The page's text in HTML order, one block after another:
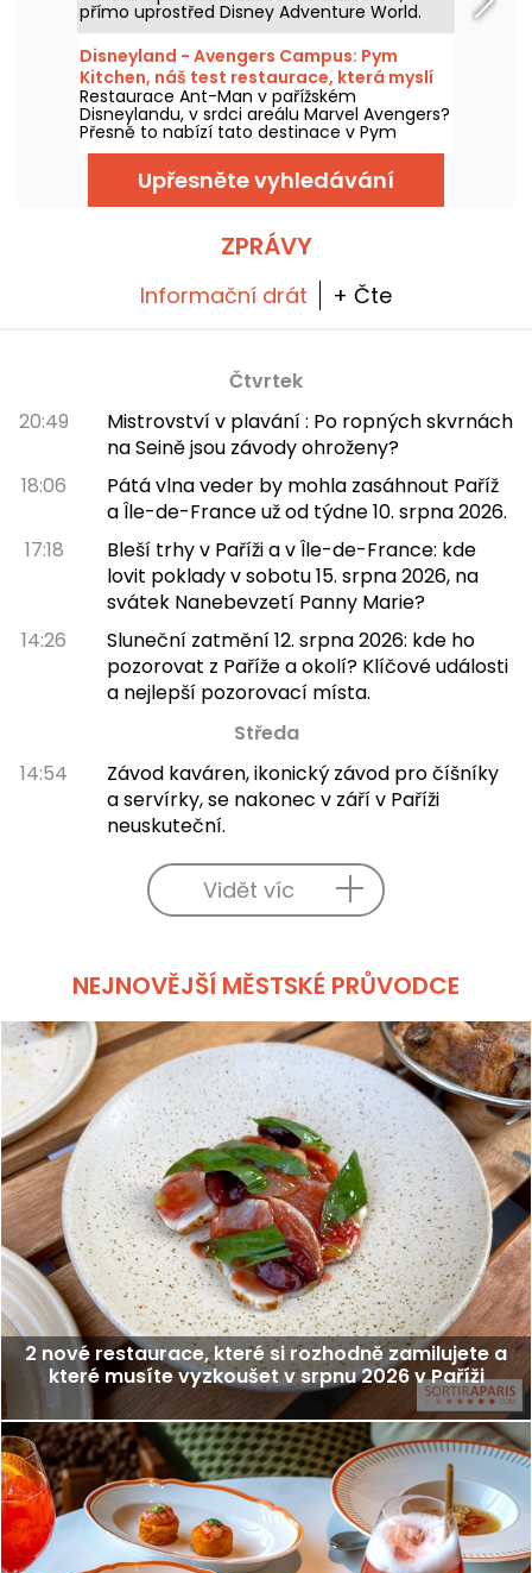
přímo uprostřed Disney Adventure World.
Tento nový restaurant, laděný do
skandinávského stylu, nabízí návštěvníkům
pokračování zážitku z Arendelle
prostřednictvím atmosféry, dekorací a
speciální nabídky jídel připravené právě pro
tuto část parku. Vyzkoušeli jsme a máme
vám co povědět!
Disneyland - Avengers Campus: Pym
Kitchen, náš test restaurace, která myslí
ve velkém i v malém
Restaurace Ant-Man v pařížském
Disneylandu, v srdci areálu Marvel Avengers?
Přesně to nabízí tato destinace v Pym
Kitchen, novém bufetu "all-you-can-eat" s
neúměrně velkými produkty v obřích nebo
miniaturních verzích. Je to zábavný a hravý
způsob, jak si vychutnat jídlo pro tuto
laboratoří doktora Hanka Pyma. Vyzkoušeli
jsme to a všechno vám o tom povíme!
Upřesněte vyhledávání
ZPRÁVY
Informační drát + Čte
Čtvrtek
20:49
Mistrovství v plavání : Po ropných skvrnách
na Seině jsou závody ohroženy?
18:06
Pátá vlna veder by mohla zasáhnout Paříž
a Île-de-France už od týdne 10. srpna 2026.
17:18
Bleší trhy v Paříži a v Île-de-France: kde
lovit poklady v sobotu 15. srpna 2026, na
svátek Nanebevzetí Panny Marie?
14:26
Sluneční zatmění 12. srpna 2026: kde ho
pozorovat z Paříže a okolí? Klíčové události
a nejlepší pozorovací místa.
Středa
14:54
Závod kaváren, ikonický závod pro číšníky
a servírky, se nakonec v září v Paříži
neuskuteční.
Vidět víc
NEJNOVĚJŠÍ MĚSTSKÉ PRŮVODCE
2 nové restaurace, které si rozhodně zamilujete a
které musíte vyzkoušet v srpnu 2026 v Paříži